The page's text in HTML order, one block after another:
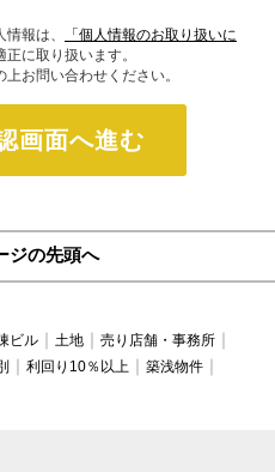
報は、
「個人情報のお取り扱いに
正に取り扱います。
お問い合わせください。
画面へ進む
ジの先頭へ
ビル 土地
売り店舗・事務所
利回り10％以上
築浅物件